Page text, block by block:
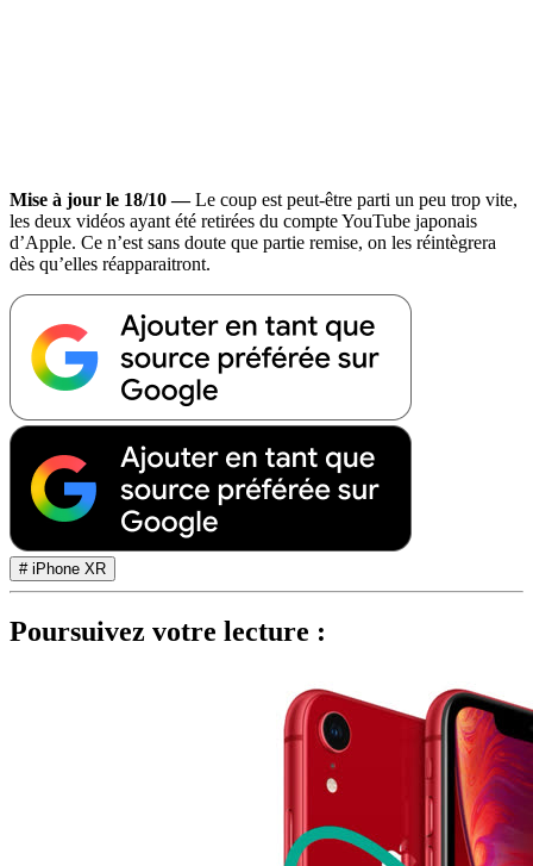
Mise à jour le 18/10 —Le coup est peut-être parti un peu trop vite,
les deux vidéos ayant été retirées du compte YouTube japonais
d’Apple. Ce n’est sans doute que partie remise, on les réintègrera
dès qu’elles réapparaitront.
# iPhone XR
Poursuivez votre lecture :